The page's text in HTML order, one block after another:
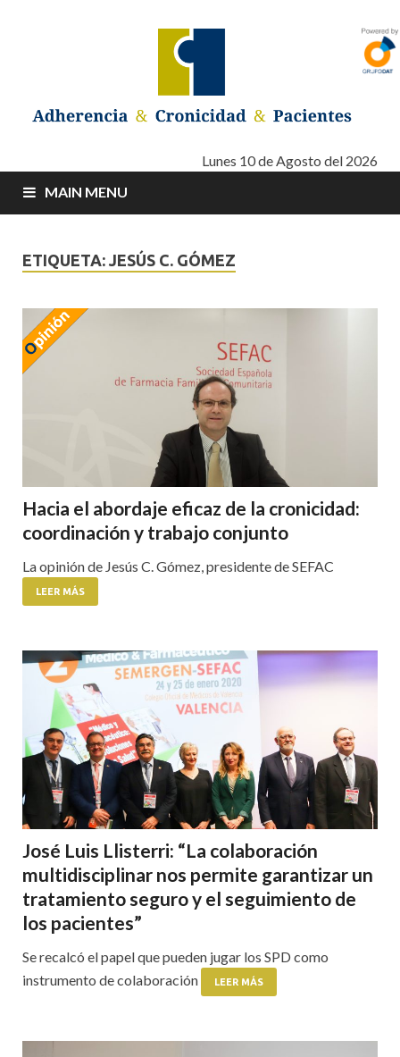
Adherencia –
Cronicidad –
Pacientes
Adherencia – Cronicidad – PacientesLunes 10 de Agosto del 2026
MAIN MENU
ETIQUETA: JESÚS C. GÓMEZ
Hacia el abordaje eficaz de la cronicidad:
coordinación y trabajo conjunto
La opinión de Jesús C. Gómez, presidente de SEFAC
LEER MÁS
José Luis Llisterri: “La colaboración
multidisciplinar nos permite garantizar un
tratamiento seguro y el seguimiento de
los pacientes”
Se recalcó el papel que pueden jugar los SPD como
instrumento de colaboración
LEER MÁS